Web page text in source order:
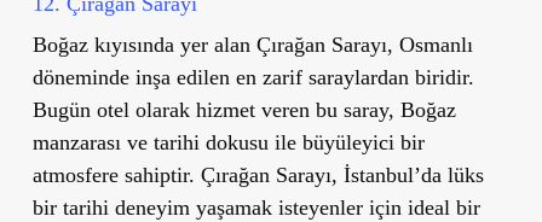
Boğaz kıyısında yer alan Çırağan Sarayı, Osmanlı
döneminde inşa edilen en zarif saraylardan biridir.
Bugün otel olarak hizmet veren bu saray, Boğaz
manzarası ve tarihi dokusu ile büyüleyici bir
atmosfere sahiptir. Çırağan Sarayı, İstanbul’da lüks
bir tarihi deneyim yaşamak isteyenler için ideal bir